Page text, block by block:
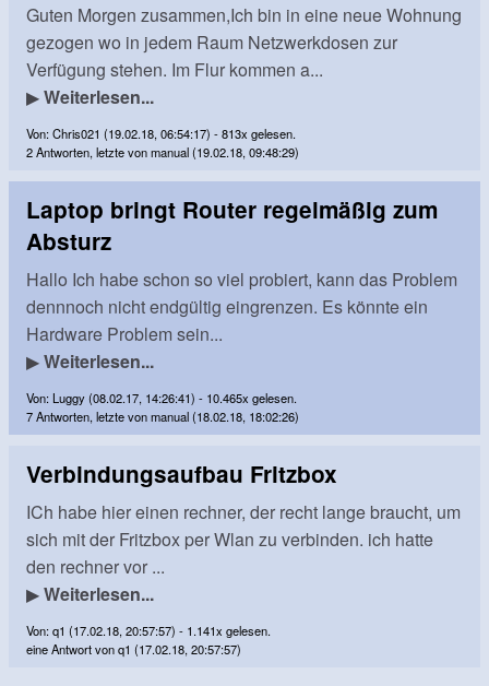
Guten Morgen zusammen,Ich bin in eine neue Wohnung
gezogen wo in jedem Raum Netzwerkdosen zur
Verfügung stehen. Im Flur kommen a...
▶Weiterlesen...
Von: Chris021 (19.02.18, 06:54:17) - 813x gelesen.
2 Antworten, letzte von manual (19.02.18, 09:48:29)
Laptop bringt Router regelmäßig zum
Absturz
Hallo Ich habe schon so viel probiert, kann das Problem
dennnoch nicht endgültig eingrenzen. Es könnte ein
Hardware Problem sein...
▶Weiterlesen...
Von: Luggy (08.02.17, 14:26:41) - 10.465x gelesen.
7 Antworten, letzte von manual (18.02.18, 18:02:26)
Verbindungsaufbau Fritzbox
ICh habe hier einen rechner, der recht lange braucht, um
sich mit der Fritzbox per Wlan zu verbinden. ich hatte
den rechner vor ...
▶Weiterlesen...
Von: q1 (17.02.18, 20:57:57) - 1.141x gelesen.
eine Antwort von q1 (17.02.18, 20:57:57)